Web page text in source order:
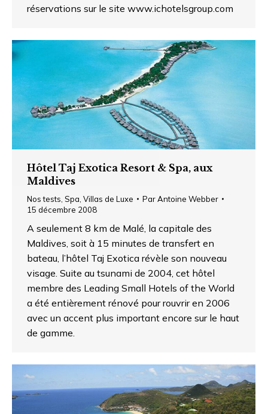
réservations sur le site www.ichotelsgroup.com
Hôtel Taj Exotica Resort & Spa, aux
Maldives
Nos tests Spa Villas de Luxe ParAntoine Webber
15 décembre 2008
A seulement 8 km de Malé, la capitale des
Maldives, soit à 15 minutes de transfert en
bateau, l’hôtel Taj Exotica révèle son nouveau
visage. Suite au tsunami de 2004, cet hôtel
membre des Leading Small Hotels of the World
a été entièrement rénové pour rouvrir en 2006
avec un accent plus important encore sur le haut
de gamme.